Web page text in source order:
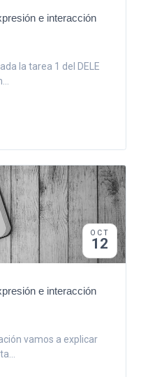
e interacción
la tarea 1 del DELE
OCT
12
e interacción
vamos a explicar